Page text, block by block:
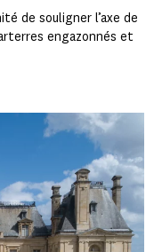
de souligner l’axe de
engazonnés et